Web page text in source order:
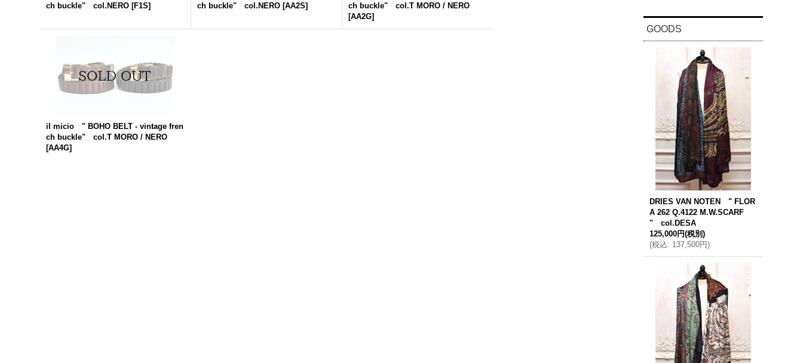
GOODS
DRIES VAN NOTEN " FLOR
A 262 Q.4122 M.W.SCARF
" col.DESA
125,000円(税別)
(税込: 137,500円)
ch buckle" col.NERO [F1S]
ch buckle" col.NERO [AA2S]
ch buckle" col.T MORO / NERO
[AA2G]
il micio " BOHO BELT - vintage fren
ch buckle" col.T MORO / NERO
[AA4G]